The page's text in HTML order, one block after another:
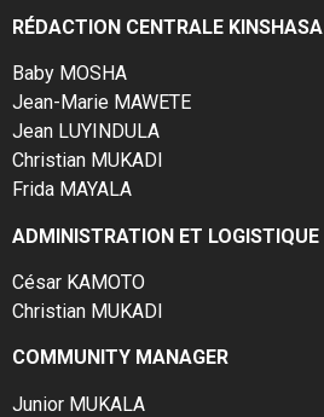
RÉDACTION CENTRALE KINSHASA
Baby MOSHA
Jean-Marie MAWETE
Jean LUYINDULA
Christian MUKADI
Frida MAYALA
ADMINISTRATION ET LOGISTIQUE
César KAMOTO
Christian MUKADI
COMMUNITY MANAGER
Junior MUKALA